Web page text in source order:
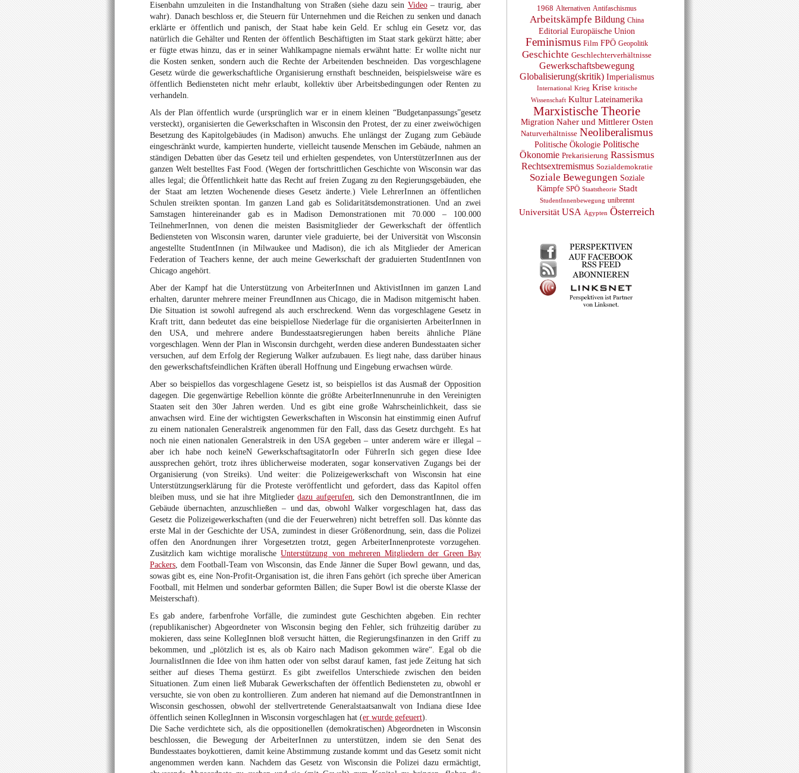
Eisenbahn umzuleiten in die Instandhaltung von Straßen (siehe dazu sein Video– traurig, aber
wahr). Danach beschloss er, die Steuern für Unternehmen und die Reichen zu senken und danach
erklärte er öffentlich und panisch, der Staat habe kein Geld. Er schlug ein Gesetz vor, das
natürlich die Gehälter und Renten der öffentlich Beschäftigten im Staat stark gekürzt hätte; aber
er fügte etwas hinzu, das er in seiner Wahlkampagne niemals erwähnt hatte: Er wollte nicht nur
die Kosten senken, sondern auch die Rechte der Arbeitenden beschneiden. Das vorgeschlagene
Gesetz würde die gewerkschaftliche Organisierung ernsthaft beschneiden, beispielsweise wäre es
öffentlich Bediensteten nicht mehr erlaubt, kollektiv über Arbeitsbedingungen oder Renten zu
verhandeln.
Als der Plan öffentlich wurde (ursprünglich war er in einem kleinen “Budgetanpassungs”gesetz
versteckt), organisierten die Gewerkschaften in Wisconsin den Protest, der zu einer zweiwöchigen
Besetzung des Kapitolgebäudes (in Madison) anwuchs. Ehe unlängst der Zugang zum Gebäude
eingeschränkt wurde, kampierten hunderte, vielleicht tausende Menschen im Gebäude, nahmen an
ständigen Debatten über das Gesetz teil und erhielten gespendetes, von UnterstützerInnen aus der
ganzen Welt bestelltes Fast Food. (Wegen der fortschrittlichen Geschichte von Wisconsin war das
alles legal; die Öffentlichkeit hatte das Recht auf freien Zugang zu den Regierungsgebäuden, ehe
der Staat am letzten Wochenende dieses Gesetz änderte.) Viele LehrerInnen an öffentlichen
Schulen streikten spontan. Im ganzen Land gab es Solidaritätsdemonstrationen. Und an zwei
Samstagen hintereinander gab es in Madison Demonstrationen mit 70.000 – 100.000
TeilnehmerInnen, von denen die meisten Basismitglieder der Gewerkschaft der öffentlich
Bediensteten von Wisconsin waren, darunter viele graduierte, bei der Universität von Wisconsin
angestellte StudentInnen (in Milwaukee und Madison), die ich als Mitglieder der American
Federation of Teachers kenne, der auch meine Gewerkschaft der graduierten StudentInnen von
Chicago angehört.
Aber der Kampf hat die Unterstützung von ArbeiterInnen und AktivistInnen im ganzen Land
erhalten, darunter mehrere meiner FreundInnen aus Chicago, die in Madison mitgemischt haben.
Die Situation ist sowohl aufregend als auch erschreckend. Wenn das vorgeschlagene Gesetz in
Kraft tritt, dann bedeutet das eine beispiellose Niederlage für die organisierten ArbeiterInnen in
den USA, und mehrere andere Bundesstaatsregierungen haben bereits ähnliche Pläne
vorgeschlagen. Wenn der Plan in Wisconsin durchgeht, werden diese anderen Bundesstaaten sicher
versuchen, auf dem Erfolg der Regierung Walker aufzubauen. Es liegt nahe, dass darüber hinaus
den gewerkschaftsfeindlichen Kräften überall Hoffnung und Eingebung erwachsen würde.
Aber so beispiellos das vorgeschlagene Gesetz ist, so beispiellos ist das Ausmaß der Opposition
dagegen. Die gegenwärtige Rebellion könnte die größte ArbeiterInnenunruhe in den Vereinigten
Staaten seit den 30er Jahren werden. Und es gibt eine große Wahrscheinlichkeit, dass sie
anwachsen wird. Eine der wichtigsten Gewerkschaften in Wisconsin hat einstimmig einen Aufruf
zu einem nationalen Generalstreik angenommen für den Fall, dass das Gesetz durchgeht. Es hat
noch nie einen nationalen Generalstreik in den USA gegeben – unter anderem wäre er illegal –
aber ich habe noch keineN GewerkschaftsagitatorIn oder FührerIn sich gegen diese Idee
aussprechen gehört, trotz ihres üblicherweise moderaten, sogar konservativen Zugangs bei der
Organisierung (von Streiks). Und weiter: die Polizeigewerkschaft von Wisconsin hat eine
Unterstützungserklärung für die Proteste veröffentlicht und gefordert, dass das Kapitol offen
bleiben muss, und sie hat ihre Mitgliederdazu aufgerufen, sich den DemonstrantInnen, die im
Gebäude übernachten, anzuschließen – und das, obwohl Walker vorgeschlagen hat, dass das
Gesetz die Polizeigewerkschaften (und die der Feuerwehren) nicht betreffen soll. Das könnte das
erste Mal in der Geschichte der USA, zumindest in dieser Größenordnung, sein, dass die Polizei
offen den Anordnungen ihrer Vorgesetzten trotzt, gegen ArbeiterInnenproteste vorzugehen.
Zusätzlich kam wichtige moralischeUnterstützung von mehreren Mitgliedern der Green Bay
Packers, dem Football-Team von Wisconsin, das Ende Jänner die Super Bowl gewann, und das,
sowas gibt es, eine Non-Profit-Organisation ist, die ihren Fans gehört (ich spreche über American
Football, mit Helmen und sonderbar geformten Bällen; die Super Bowl ist die oberste Klasse der
Meisterschaft).
Es gab andere, farbenfrohe Vorfälle, die zumindest gute Geschichten abgeben. Ein rechter
(republikanischer) Abgeordneter von Wisconsin beging den Fehler, sich frühzeitig darüber zu
mokieren, dass seine KollegInnen bloß versucht hätten, die Regierungsfinanzen in den Griff zu
bekommen, und „plötzlich ist es, als ob Kairo nach Madison gekommen wäre“. Egal ob die
JournalistInnen die Idee von ihm hatten oder von selbst darauf kamen, fast jede Zeitung hat sich
seither auf dieses Thema gestürzt. Es gibt zweifellos Unterschiede zwischen den beiden
Situationen. Zum einen ließ Mubarak Gewerkschaften der öffentlich Bediensteten zu, obwohl er
versuchte, sie von oben zu kontrollieren. Zum anderen hat niemand auf die DemonstrantInnen in
Wisconsin geschossen, obwohl der stellvertretende Generalstaatsanwalt von Indiana diese Idee
öffentlich seinen KollegInnen in Wisconsin vorgeschlagen hat (er wurde gefeuert).
Die Sache verdichtete sich, als die oppositionellen (demokratischen) Abgeordneten in Wisconsin
beschlossen, die Bewegung der ArbeiterInnen zu unterstützen, indem sie den Senat des
Bundesstaates boykottieren, damit keine Abstimmung zustande kommt und das Gesetz somit nicht
angenommen werden kann. Nachdem das Gesetz von Wisconsin die Polizei dazu ermächtigt,
1968 Alternativen Antifaschismus
Arbeitskämpfe Bildung China
Editorial Europäische Union
Feminismus Film FPÖ Geopolitik
Geschichte Geschlechterverhältnisse
Gewerkschaftsbewegung
Globalisierung(skritik) Imperialismus
International Krieg Krise kritische
Wissenschaft Kultur Lateinamerika
Marxistische Theorie
Migration Naher und Mittlerer Osten
Naturverhältnisse Neoliberalismus
Politische Ökologie Politische
Ökonomie Prekarisierung Rassismus
Rechtsextremismus Sozialdemokratie
Soziale Bewegungen Soziale
Kämpfe SPÖ Staatstheorie Stadt
StudentInnenbewegung unibrennt
Universität USA Ägypten Österreich